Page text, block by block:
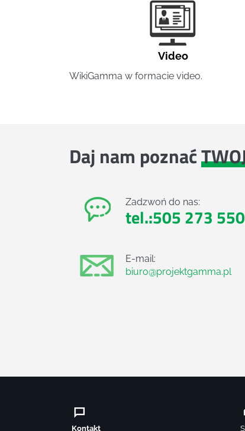
Video
WikiGamma w formacie video.
Daj nam poznać
Zadzwoń do nas:
tel.:505 273 550
E-mail:
biuro@projektgamma.pl
Kontakt